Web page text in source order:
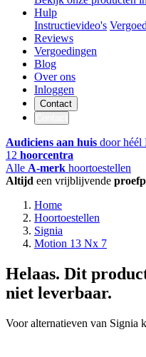
Hulp
Instructievideo's
Reviews
Vergoedingen
Blog
Over ons
Inloggen
Contact
Audiciens aan huis door héél
12 hoorcentra
Alle A-merk hoortoestellen
Altijd een vrijblijvende
Home
Hoortoestellen
Signia
Motion 13 Nx 7
Helaas. Dit
niet leverbaar.
Voor alternatieven van Signia